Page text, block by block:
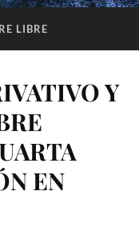
LIBRE
Y
EN